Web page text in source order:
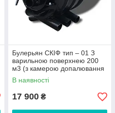
Булерьян СКІФ тип – 01 З
варильною поверхнею 200
м3 (з камерою допалювання
вторинних газів)
В наявності
17 900 ₴